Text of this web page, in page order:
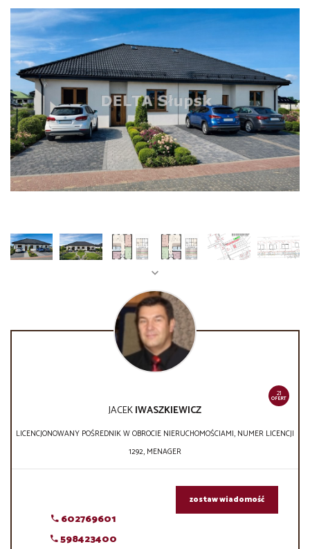
21
OFERT
JACEKIWASZKIEWICZ
LICENCJONOWANY POŚREDNIK W OBROCIE NIERUCHOMOŚCIAMI, NUMER LICENCJI
1292, MENAGER
602769601
598423400
zostaw wiadomość